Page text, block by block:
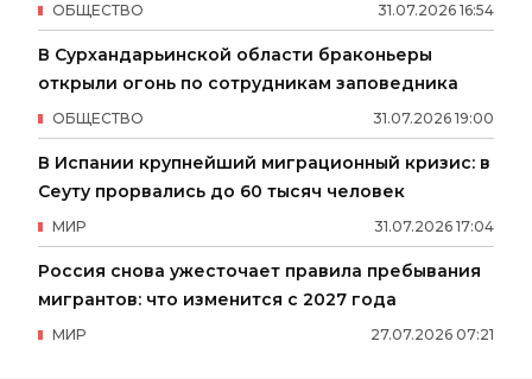
31.07.2026 16:54
ОБЩЕСТВО
В Сурхандарьинской области браконьеры
открыли огонь по сотрудникам заповедника
31.07.2026 19:00
ОБЩЕСТВО
В Испании крупнейший миграционный кризис: в
Сеуту прорвались до 60 тысяч человек
31.07.2026 17:04
МИР
Россия снова ужесточает правила пребывания
мигрантов: что изменится с 2027 года
27.07.2026 07:21
МИР